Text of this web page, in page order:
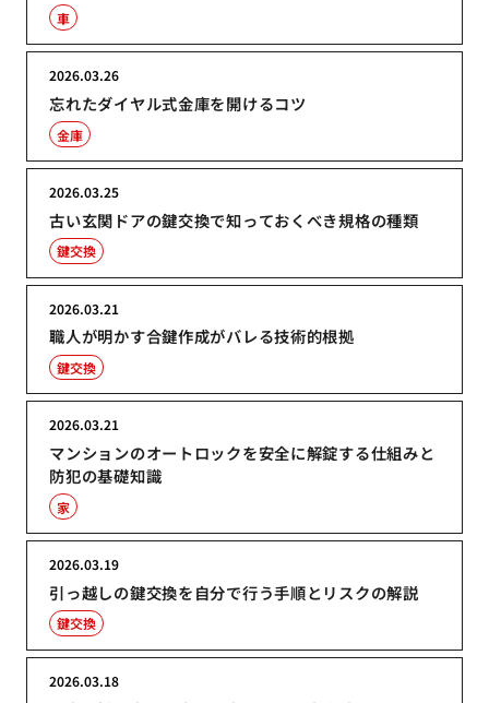
車
忘れたダイヤル式金庫を開けるコツ
2026.03.26
金庫
古い玄関ドアの鍵交換で知っておくべき規格の種類
2026.03.25
鍵交換
職人が明かす合鍵作成がバレる技術的根拠
2026.03.21
鍵交換
マンションのオートロックを安全に解錠する仕組みと
防犯の基礎知識
2026.03.21
家
引っ越しの鍵交換を自分で行う手順とリスクの解説
2026.03.19
鍵交換
2026.03.18